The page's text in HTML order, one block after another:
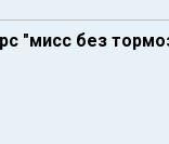
"мисс без